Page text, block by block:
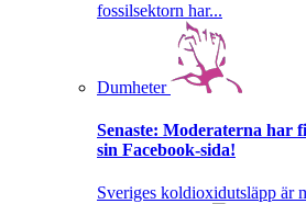
fossilsektorn har...
Dumheter
Senaste: Moderaterna har
sin Facebook-sida!
Sveriges koldioxidutsläpp är